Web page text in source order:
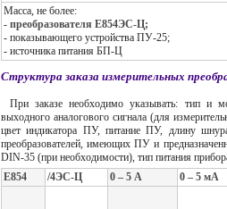
Масса, не более:
- преобразователя Е854ЭС-Ц;
- показывающего устройства ПУ-25;
- источника питания БП-Ц
Структура заказа измерительных
При заказе необходимо указывать: тип и
выходного аналогового сигнала (для
цвет индикатора ПУ, питание ПУ, длину
преобразователей, имеющих ПУ и
DIN-35 (при необходимости), тип питания
Е854
/4ЭС-Ц 0 – 5 А 0 – 5 мА